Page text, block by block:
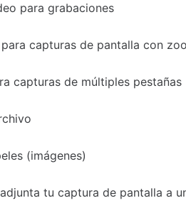
para grabaciones
capturas de pantalla con
capturas de múltiples pestañas
(imágenes)
tu captura de pantalla a